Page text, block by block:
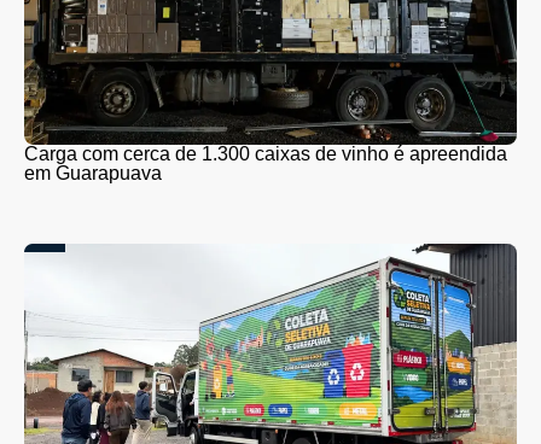
Carga com cerca de 1.300 caixas de vinho é apreendida
em Guarapuava